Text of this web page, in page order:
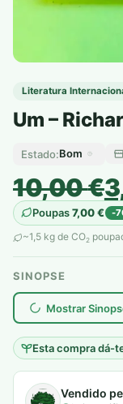
Literatura
Um –
Estado:Bom
10,00€
O
preço
original
era:
10,00 €.
O
preço
atual
é:
3,00 €.
Poupas7,00€ -
~1,5 kg de CO2
SINOPSE
Mostrar
Esta compra dá-
plantar árvores reais
Vendido